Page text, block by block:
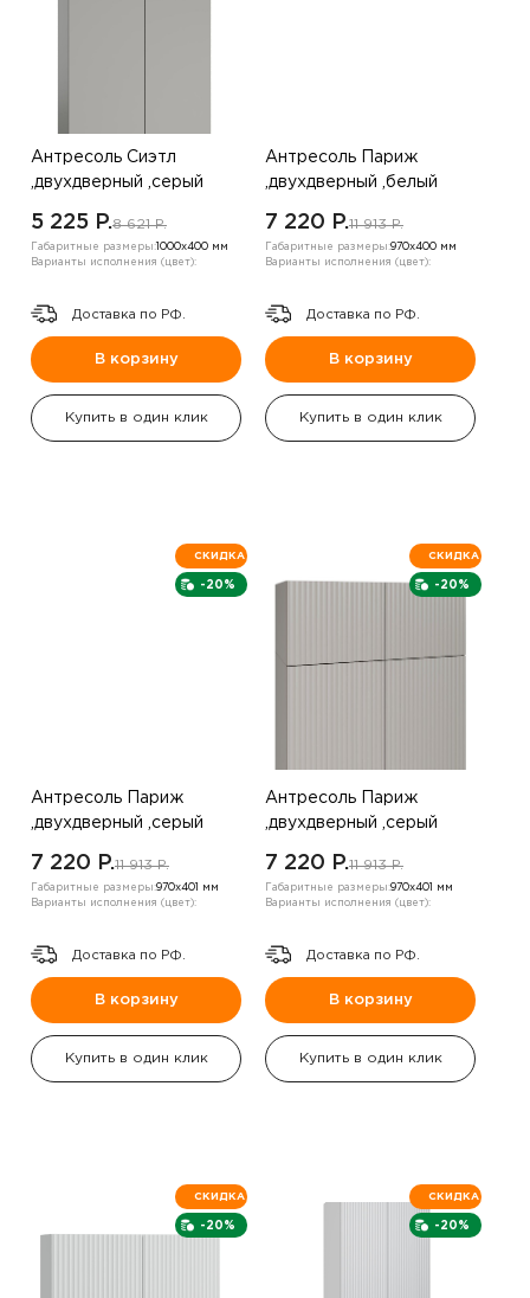
Антресоль Сиэтл
,двухдверный ,серый
5 225 P.8 621 P.
Габаритные размеры: 1000х400 мм
Варианты исполнения (цвет):
Доставка по РФ.
В корзину
Купить в один клик
Антресоль Париж
,двухдверный ,белый
7 220 P.11 913 P.
Габаритные размеры:970х400 мм
Варианты исполнения (цвет):
Доставка по РФ.
В корзину
Купить в один клик
-20%
СКИДКА
Антресоль Париж
,двухдверный ,серый
7 220 P.11 913 P.
Габаритные размеры:970х401 мм
Варианты исполнения (цвет):
Доставка по РФ.
В корзину
Купить в один клик
-20%
СКИДКА
Антресоль Париж
,двухдверный ,серый
7 220 P.11 913 P.
Габаритные размеры:970х401 мм
Варианты исполнения (цвет):
Доставка по РФ.
В корзину
Купить в один клик
-20%
СКИДКА
-20%
СКИДКА